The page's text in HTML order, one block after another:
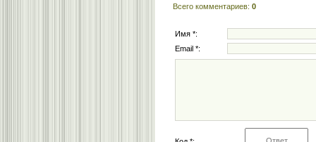
Всего комментариев: 0
Имя *:
Email *: